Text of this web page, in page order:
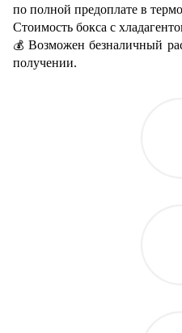
по полной предоплате в
Стоимость бокса с
💰Возможен безналичный
получении.